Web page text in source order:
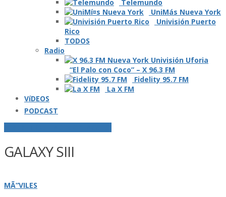
Telemundo
UniMás Nueva York
Univisión Puerto
Rico
TODOS
Radio
“El Palo con Coco” – X 96.3 FM
Fidelity 95.7 FM
La X FM
VíDEOS
PODCAST
GALAXY SIII
MÃ“VILES